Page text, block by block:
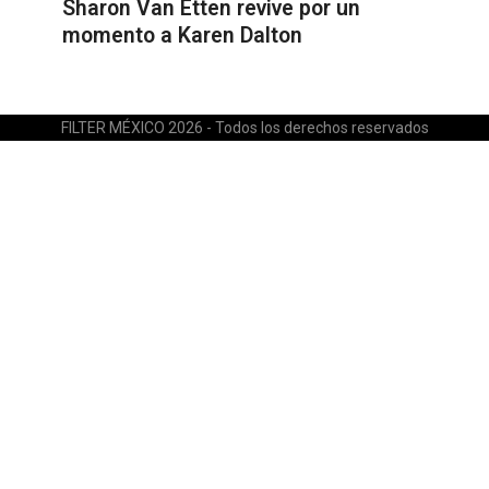
Sharon Van Etten revive por un
momento a Karen Dalton
FILTER MÉXICO 2026 - Todos los derechos reservados